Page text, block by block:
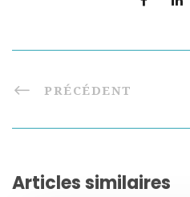
PRÉCÉDENT
Articles similaires